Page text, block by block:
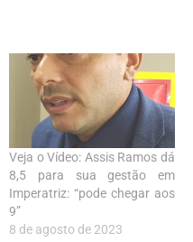
Veja o Vídeo: Assis Ramos dá
8,5 para sua gestão em
Imperatriz: “pode chegar aos
9”
8 de agosto de 2023